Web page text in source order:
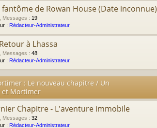
fantôme de Rowan House (Date inconnue)
Messages : 19
: Rédacteur-Administrateur
à Lhassa
Messages : 48
: Rédacteur-Administrateur
: Le nouveau chapitre / Un
et Mortimer
Chapitre - L'aventure immobile
Messages : 32
: Rédacteur-Administrateur